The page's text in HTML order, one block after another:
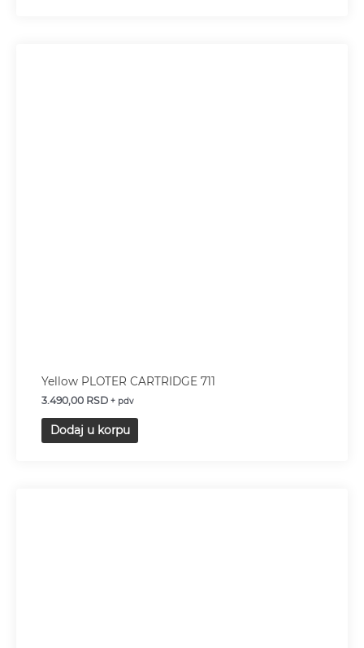
Yellow PLOTER CARTRIDGE 711
3.490,00 RSD + pdv
Dodaj u korpu